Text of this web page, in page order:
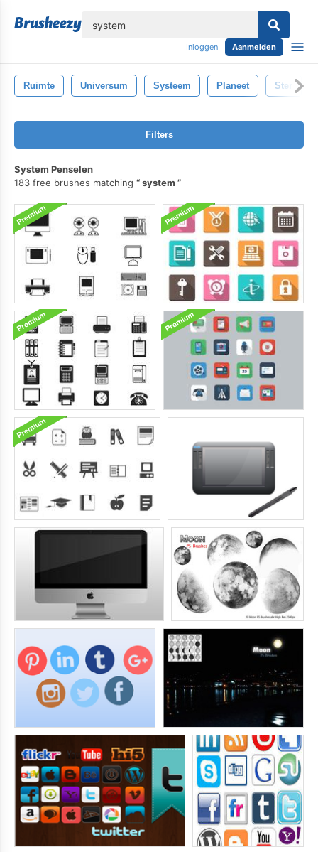
Inloggen Aanmelden
Ruimte Universum Systeem Planeet Ster
Filters
System Penselen
183 free brushes matching
system